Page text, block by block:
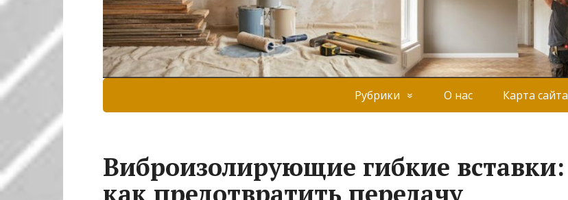
Рубрики О нас Карта сайта
Виброизолирующие гибкие вставки:
как предотвратить передачу